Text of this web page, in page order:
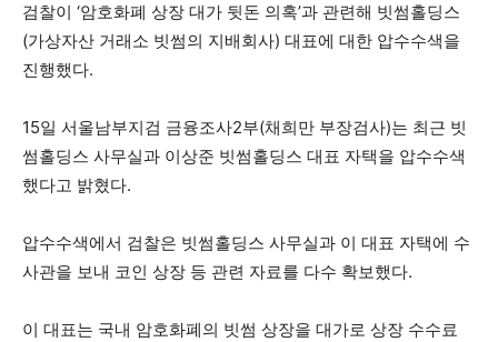
검찰이 ‘암호화폐 상장 대가 뒷돈 의혹’과 관련해 빗썸홀딩스
(가상자산 거래소 빗썸의 지배회사) 대표에 대한 압수수색을
진행했다.
15일 서울남부지검 금융조사2부(채희만 부장검사)는 최근 빗
썸홀딩스 사무실과 이상준 빗썸홀딩스 대표 자택을 압수수색
했다고 밝혔다.
압수수색에서 검찰은 빗썸홀딩스 사무실과 이 대표 자택에 수
사관을 보내 코인 상장 등 관련 자료를 다수 확보했다.
이 대표는 국내 암호화폐의 빗썸 상장을 대가로 상장 수수료